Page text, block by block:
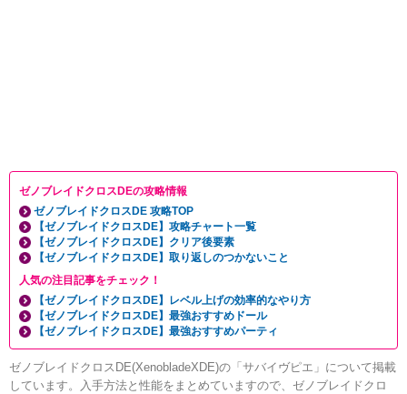
ゼノブレイドクロスDEの攻略情報
ゼノブレイドクロスDE 攻略TOP
【ゼノブレイドクロスDE】攻略チャート一覧
【ゼノブレイドクロスDE】クリア後要素
【ゼノブレイドクロスDE】取り返しのつかないこと
人気の注目記事をチェック！
【ゼノブレイドクロスDE】レベル上げの効率的なやり方
【ゼノブレイドクロスDE】最強おすすめドール
【ゼノブレイドクロスDE】最強おすすめパーティ
ゼノブレイドクロスDE(XenobladeXDE)の「サバイヴピエ」について掲載
しています。入手方法と性能をまとめていますので、ゼノブレイドクロ